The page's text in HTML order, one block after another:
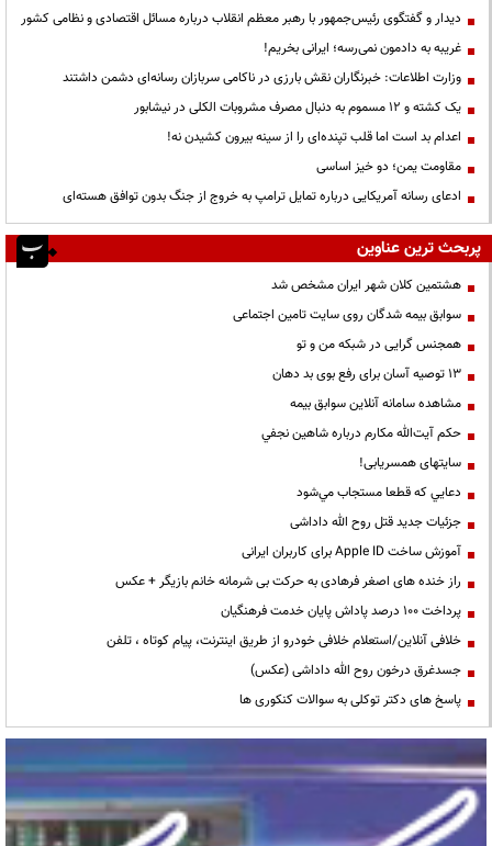
دیدار و گفتگوی رئیس‌جمهور با رهبر معظم انقلاب درباره مسائل اقتصادی و نظامی کشور
غریبه به دادمون نمی‌رسه؛ ایرانی بخریم!
وزارت اطلاعات: خبرنگاران نقش بارزی در ناکامی سربازان رسانه‌ای دشمن داشتند
یک کشته و ۱۲ مسموم به دنبال مصرف مشروبات الکلی در نیشابور
اعدام بد است اما قلب تپنده‌ای را از سینه بیرون کشیدن نه!
مقاومت یمن؛ دو خیز اساسی
ادعای رسانه آمریکایی درباره تمایل ترامپ به خروج از جنگ بدون توافق هسته‌ای
پربحث ترین عناوین
هشتمین کلان شهر ایران مشخص شد
سوابق بیمه شدگان روی سایت تامین اجتماعی
همجنس گرایی در شبکه من و تو
13 توصیه آسان برای رفع بوی بد دهان
مشاهده سامانه آنلاين سوابق بیمه
حكم آيت‌الله مكارم درباره شاهين نجفي
سایتهای همسریابی!
دعايي كه قطعا مستجاب مي‌شود
جزئیات جدید قتل روح الله داداشی
آموزش ساخت Apple ID برای کاربران ایرانی
راز خنده های اصغر فرهادی به حرکت بی شرمانه خانم بازیگر + عکس
پرداخت ۱۰۰ درصد پاداش پایان خدمت فرهنگیان
خلافی آنلاین/استعلام خلافی خودرو از طریق اینترنت، پیام کوتاه ، تلفن
جسدغرق درخون روح الله داداشی (عکس)
پاسخ های دکتر توکلی به سوالات کنکوری ها